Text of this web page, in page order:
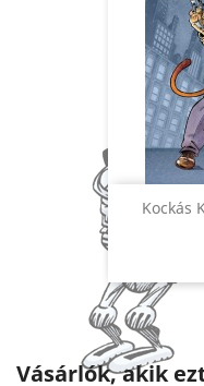
Kockás
Vásárlók, akik